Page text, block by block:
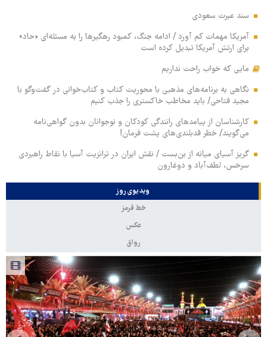
سند عبرت سعودی
آمریکا مهمات کم آورد / ادامه جنگ، کمبود رهگیرها را به مسئله‌ای «حاد»
برای ارتش آمریکا تبدیل کرده است
مایی که خواب راحت نداریم
نگاهی به برنامه‌های مذهبی با محوریت کتاب و کتاب‌خوانی در گفت‌وگو با
مجید فتاحی/ باید مخاطب خاکستری را جذب کنیم
کارشناسان از پیامدهای رانندگی کودکان و نوجوانان بدون گواهی‌نامه
می‌گویند/ خطر قدبلندی‌های پشت فرمان!
گریز آسیای میانه از بن‌بست / نقش ایران در ترانزیت آسیا با نقاط راهبردی
سرخس، لطف‌آباد و دوغارون
ویدیوی روز
خط قرمز
عکس
رواق